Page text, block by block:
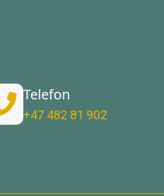
Telefon
+47 482 81 902